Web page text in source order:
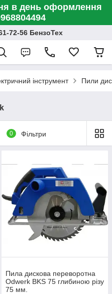
в день оформлення
72-56 БензоТех
інструмент Пили
0 Фільтри
Пила дискова переворотна
Odwerk BKS 75 глибиною різу
75 мм.